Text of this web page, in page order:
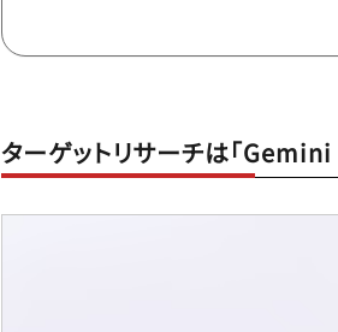
ターゲットリサーチは「